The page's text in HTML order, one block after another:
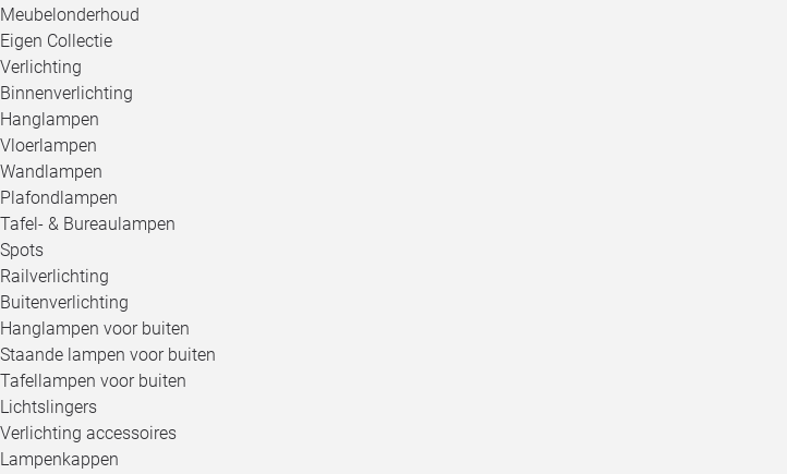
Meubelonderhoud
Eigen Collectie
Verlichting
Binnenverlichting
Hanglampen
Vloerlampen
Wandlampen
Plafondlampen
Tafel- & Bureaulampen
Spots
Railverlichting
Buitenverlichting
Hanglampen voor buiten
Staande lampen voor buiten
Tafellampen voor buiten
Lichtslingers
Verlichting accessoires
Lampenkappen